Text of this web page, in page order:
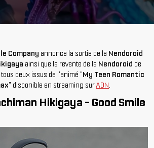
Company annonce la sortie de la Nendoroid
ainsi que la revente de la Nendoroid de
tous deux issus de l'animé "My Teen Romantic
" disponible en streaming surADN.
Hikigaya - Good Smile